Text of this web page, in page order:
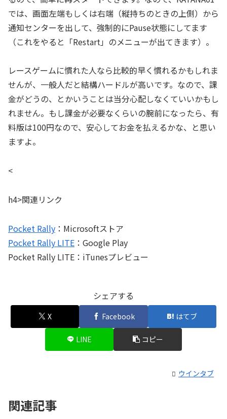
では、画面左端もしくは右端（縦持ちのときの上側）から
通知センターを出して、強制的にPause状態にしてます
（これをやると「Restart」のメニューが出てきます）。
レースゲームに慣れた人なら比較的早く慣れるかもしれま
せんが、一般人だと結構ハードルが高いです。なので、課
金がどうの、とかいうことは当分心配しなくていいかもし
れません。もし課金が必要なくらいの腕前になったら、有
料版は100円なので、安心してお金を払えるかな、と思い
ますよ。
<
h4>関連リンク
Pocket Rally ：Microsoftストア
Pocket Rally LITE ：Google Play
Pocket Rally LITE：iTunesプレビュー
シェアする
X Facebook はてブ
LINE コピー
ウインタブ
関連記事